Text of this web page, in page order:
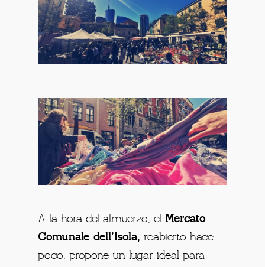
A la hora del almuerzo, el Mercato
Comunale dell’Isola, reabierto hace
poco, propone un lugar ideal para